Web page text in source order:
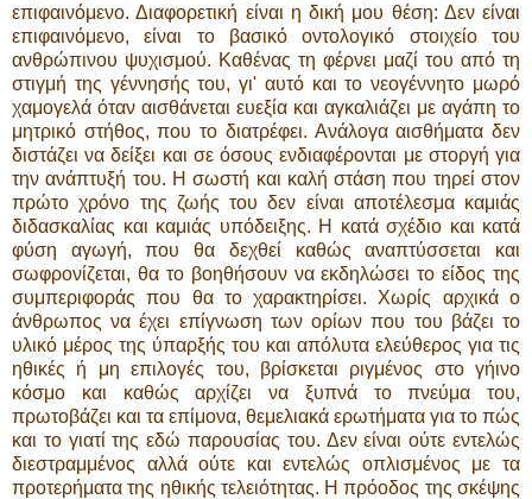
επιφαινόμενο. Διαφορετική είναι η δική μου θέση: Δεν είναι
επιφαινόμενο, είναι το βασικό οντολογικό στοιχείο του
ανθρώπινου ψυχισμού. Καθένας τη φέρνει μαζί του από τη
στιγμή της γέννησής του, γι' αυτό και το νεογέννητο μωρό
χαμογελά όταν αισθάνεται ευεξία και αγκαλιάζει με αγάπη το
μητρικό στήθος, που το διατρέφει. Ανάλογα αισθήματα δεν
διστάζει να δείξει και σε όσους ενδιαφέρονται με στοργή για
την ανάπτυξή του. Η σωστή και καλή στάση που τηρεί στον
πρώτο χρόνο της ζωής του δεν είναι αποτέλεσμα καμιάς
διδασκαλίας και καμιάς υπόδειξης. Η κατά σχέδιο και κατά
φύση αγωγή, που θα δεχθεί καθώς αναπτύσσεται και
σωφρονίζεται, θα το βοηθήσουν να εκδηλώσει το είδος της
συμπεριφοράς που θα το χαρακτηρίσει. Χωρίς αρχικά ο
άνθρωπος να έχει επίγνωση των ορίων που του βάζει το
υλικό μέρος της ύπαρξής του και απόλυτα ελεύθερος για τις
ηθικές ή μη επιλογές του, βρίσκεται ριγμένος στο γήινο
κόσμο και καθώς αρχίζει να ξυπνά το πνεύμα του,
πρωτοβάζει και τα επίμονα, θεμελιακά ερωτήματα για το πώς
και το γιατί της εδώ παρουσίας του. Δεν είναι ούτε εντελώς
διεστραμμένος αλλά ούτε και εντελώς οπλισμένος με τα
προτερήματα της ηθικής τελειότητας. Η πρόοδος της σκέψης